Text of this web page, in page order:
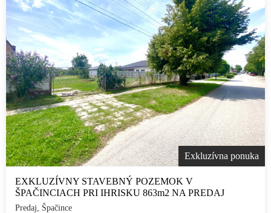
Exkluzívna ponuka
EXKLUZÍVNY STAVEBNÝ POZEMOK V
ŠPAČINCIACH PRI IHRISKU 863m2 NA PREDAJ
Predaj, Špačince